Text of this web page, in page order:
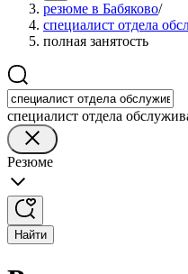
резюме в Бабяково/
специалист отдела
полная занятость
специалист отдела
Резюме
Найти